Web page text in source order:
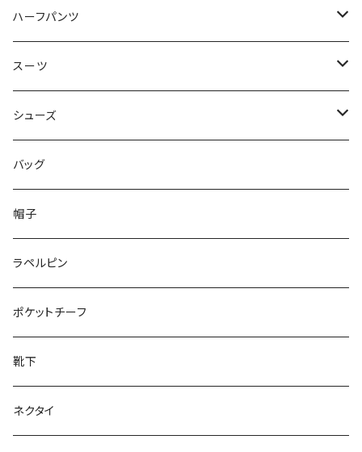
50/XL～
48/L
50/XL～
46/M
48/L
50/XL～
～44/S
46/M
48/L
50/XL～
ハーフパンツ
～44/S
46/M
48/L
50/XL～
スーツ
～44/S
46/M
48/L
50/XL～
シューズ
～25.5cm
26cm～
27cm～
28cm～
バッグ
帽子
ラペルピン
ポケットチーフ
靴下
ネクタイ